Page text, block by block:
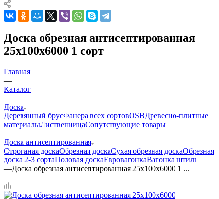
Доска обрезная антисептированная
25х100х6000 1 сорт
Главная
—
Каталог
—
Доска
Деревянный брусФанера всех сортовOSBДревесно-плитные
материалыЛиственницаСопутствующие товары
—
Доска антисептированная
Строганая доскаОбрезная доскаСухая обрезная доскаОбрезная
доска 2-3 сортаПоловая доскаЕвровагонкаВагонка штиль
—Доска обрезная антисептированная 25х100х6000 1 ...